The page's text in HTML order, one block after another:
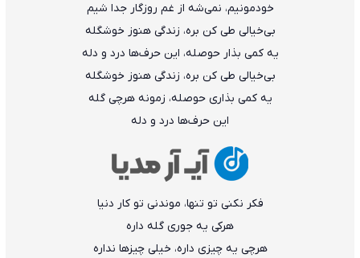
خودمونیم، نمی‌شه از غم روزگار جدا شیم
بی‌خیالی طی کن بره، زندگی هنوز خوشگله
یه کمی بذار حوصله، این حرف‌ها درد و دله
بی‌خیالی طی کن بره، زندگی هنوز خوشگله
یه کمی بذاری حوصله، زمونه هرچی گله
این حرف‌ها درد و دله
فکر نکنی تو تنها، موندنی تو کار دنیا
هرکی یه جوری گله داره
هرچی یه چیزی داره، خیلی چیزها نداره